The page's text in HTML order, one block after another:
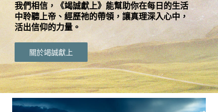
關
於
竭
誠
獻
上
我們相信，《竭誠獻上》能幫助你在每日的生活
中聆聽上帝、經歷祂的帶領，讓真理深入心中，
活出信仰的力量。
關於竭誠獻上